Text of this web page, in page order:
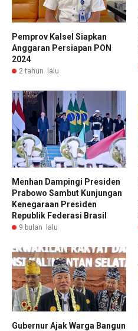
Pemprov Kalsel Siapkan
Anggaran Persiapan PON
2024
2 tahun lalu
Menhan Dampingi Presiden
Prabowo Sambut Kunjungan
Kenegaraan Presiden
Republik Federasi Brasil
9 bulan lalu
Gubernur Ajak Warga Bangun